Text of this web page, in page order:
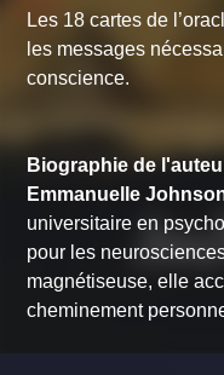
Les 18 cartes de
les messages
conscience.
Biographie de
Emmanuelle
universitaire en
pour les
magnétiseuse, elle
cheminement